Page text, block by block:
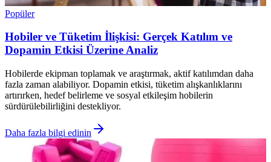
Popüler
Hobiler ve Tüketim İlişkisi: Gerçek Katılım ve
Dopamin Etkisi Üzerine Analiz
Hobilerde ekipman toplamak ve araştırmak, aktif katılımdan daha
fazla zaman alabiliyor. Dopamin etkisi, tüketim alışkanlıklarını
artırırken, hedef belirleme ve sosyal etkileşim hobilerin
sürdürülebilirliğini destekliyor.
Daha fazla bilgi edinin